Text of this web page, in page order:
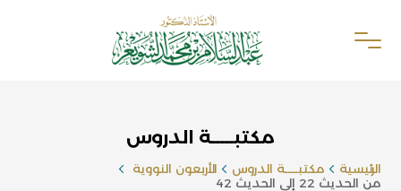
مكتبـــــة الدروس
الرئيسية مكتبـــــة الدروس
الأربعون النووية
من الحديث 22 إلى الحديث 42